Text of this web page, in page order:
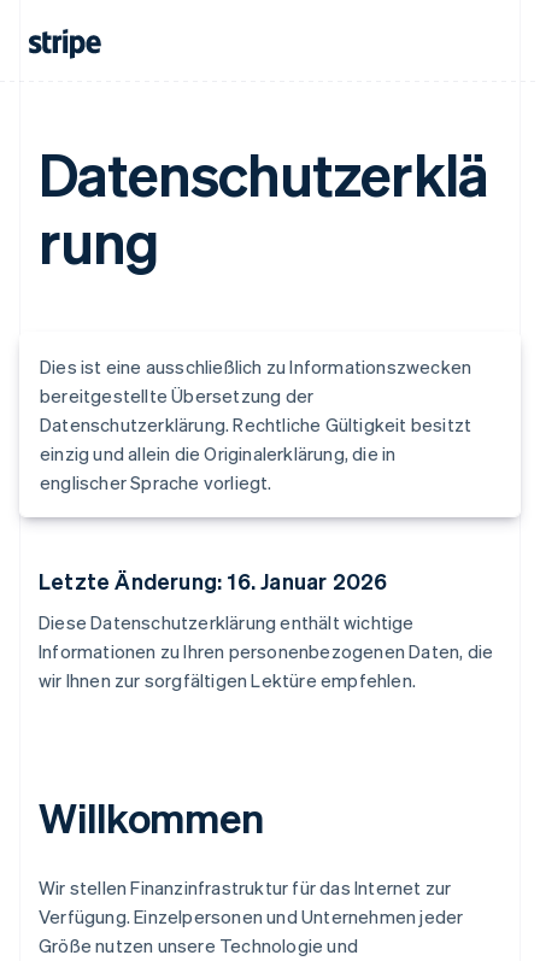
Datenschutzerklä
rung
Dies ist eine ausschließlich zu Informationszwecken
bereitgestellte Übersetzung der
Datenschutzerklärung. Rechtliche Gültigkeit besitzt
einzig und allein die Originalerklärung, die in
englischer Sprache vorliegt.
Letzte Änderung: 16. Januar 2026
Diese Datenschutzerklärung enthält wichtige
Informationen zu Ihren personenbezogenen Daten, die
wir Ihnen zur sorgfältigen Lektüre empfehlen.
Willkommen
Wir stellen Finanzinfrastruktur für das Internet zur
Verfügung. Einzelpersonen und Unternehmen jeder
Größe nutzen unsere Technologie und